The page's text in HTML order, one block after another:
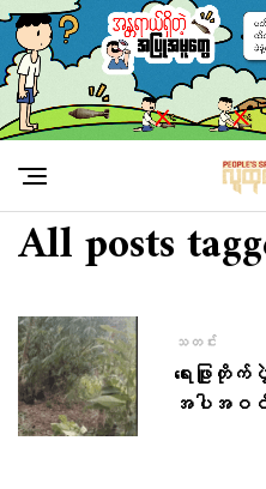
All posts
သတင်း
ရေးဖြူ
အပါအဝင်